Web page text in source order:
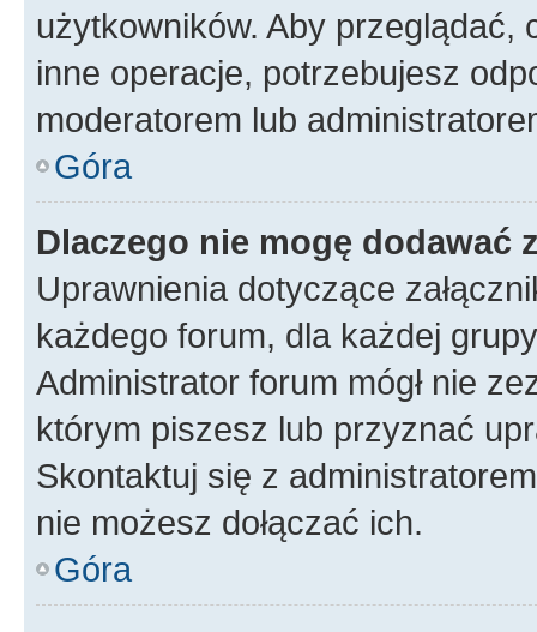
użytkowników. Aby
inne operacje, potrzebujesz
moderatorem lub
Góra
Dlaczego nie mogę dodawać
Uprawnienia dotyczące
każdego forum, dla każdej
Administrator forum mógł nie
którym piszesz lub przyznać
Skontaktuj się z
nie możesz dołączać ich.
Góra